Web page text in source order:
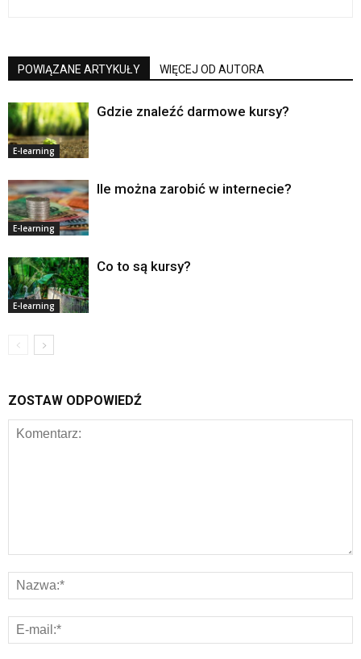
POWIĄZANE ARTYKUŁY WIĘCEJ OD AUTORA
E-learning
Gdzie znaleźć darmowe kursy?
E-learning
Ile można zarobić w internecie?
E-learning
Co to są kursy?
ZOSTAW ODPOWIEDŹ